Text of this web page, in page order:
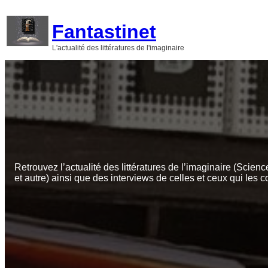
contenu
Fantastinet
L'actualité des littératures de l'imaginaire
Retrouvez l’actualité des littératures de l’imaginaire
et autre) ainsi que des interviews de celles et ceux qui les